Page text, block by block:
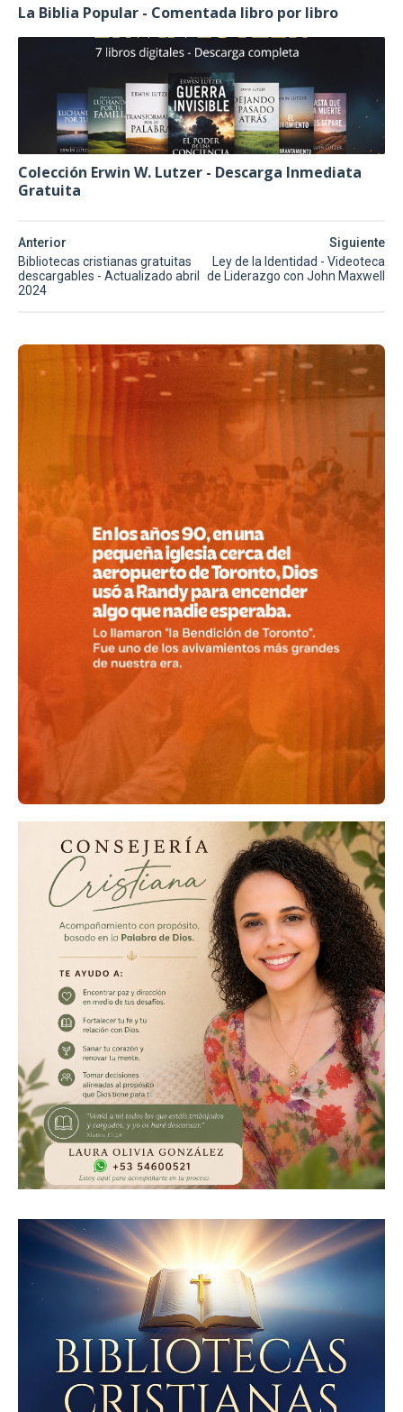
La Biblia Popular - Comentada libro por libro
Colección Erwin W. Lutzer - Descarga Inmediata
Gratuita
Siguiente
Ley de la Identidad - Videoteca
de Liderazgo con John Maxwell
Anterior
Bibliotecas cristianas gratuitas
descargables - Actualizado abril
2024